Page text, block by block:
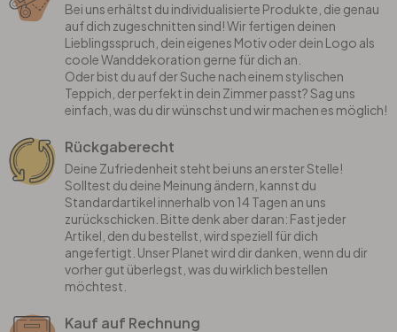
Bei uns erhältst du individualisierte Produkte, die genau
auf dich zugeschnitten sind! Wir fertigen deinen
Lieblingsspruch, dein eigenes Motiv oder dein Logo als
coole Wanddekoration gerne für dich an.
Oder bist du auf der Suche nach einem stylischen
Teppich, der perfekt in dein Zimmer passt? Sag uns
einfach, was du dir wünschst und wir machen es möglich!
Rückgaberecht
Deine Zufriedenheit steht bei uns an erster Stelle!
Solltest du deine Meinung ändern, kannst du
Standardartikel innerhalb von 14 Tagen an uns
zurückschicken. Bitte denk aber daran: Fast jeder
Artikel, den du bestellst, wird speziell für dich
angefertigt. Unser Planet wird dir danken, wenn du dir
vorher gut überlegst, was du wirklich bestellen
möchtest.
Kauf auf Rechnung